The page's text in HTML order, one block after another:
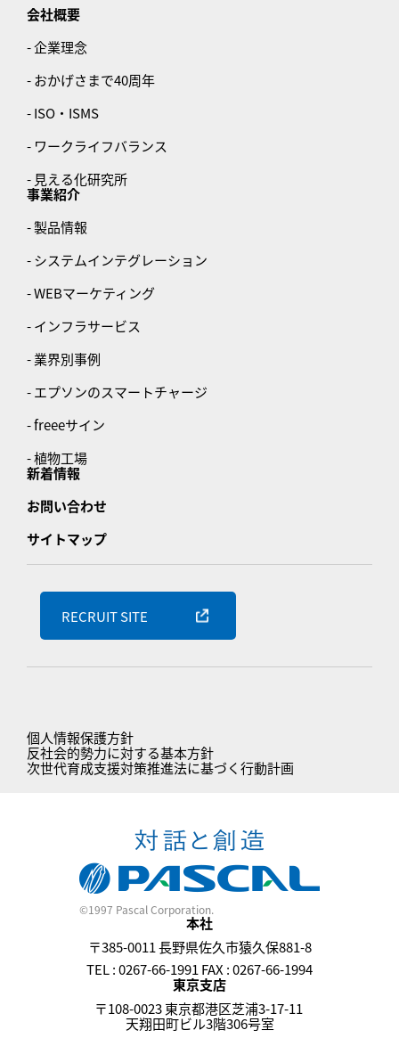
会社概要
- 企業理念
- おかげさまで40周年
- ISO・ISMS
- ワークライフバランス
- 見える化研究所
事業紹介
- 製品情報
- システムインテグレーション
- WEBマーケティング
- インフラサービス
- 業界別事例
- エプソンのスマートチャージ
- freeeサイン
- 植物工場
新着情報
お問い合わせ
サイトマップ
RECRUIT SITE
個人情報保護方針
反社会的勢力に対する基本方針
次世代育成支援対策推進法に基づく行動計画
©1997 Pascal Corporation.
本社
〒385-0011 長野県佐久市猿久保881-8
TEL : 0267-66-1991 FAX : 0267-66-1994
東京支店
〒108-0023 東京都港区芝浦3-17-11
天翔田町ビル3階306号室